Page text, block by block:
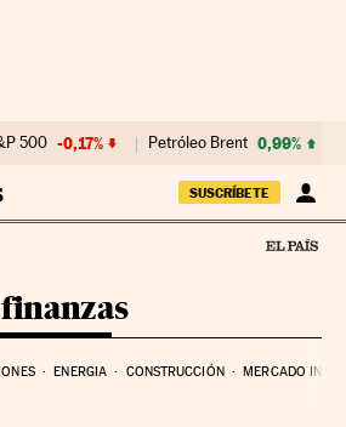
500 -0,17% Petróleo Brent 0,99%
SUSCRÍBETE
ENERGIA CONSTRUCCIÓN MERCADO